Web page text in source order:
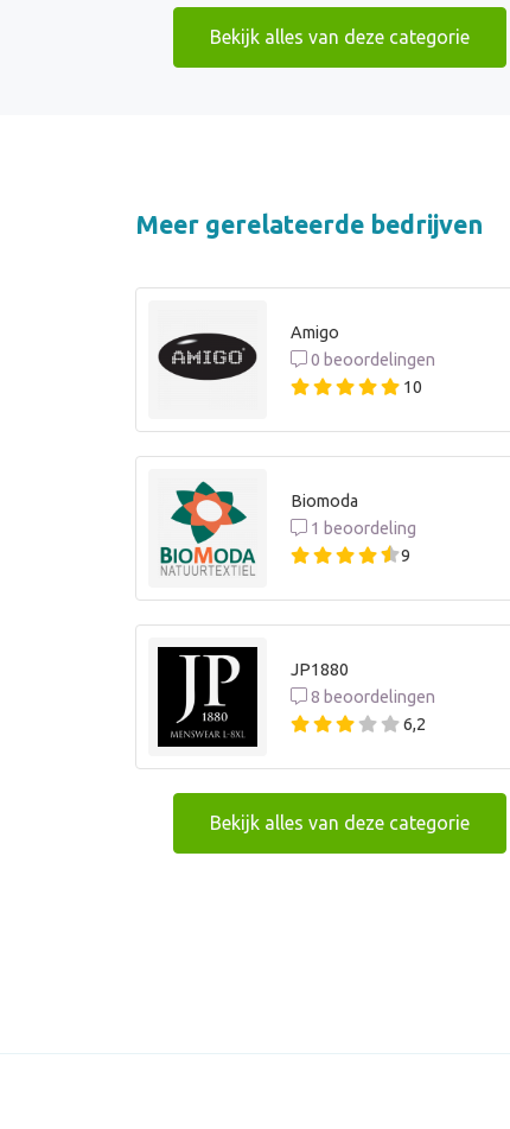
Bekijk alles van deze categorie
Meer gerelateerde bedrijven
Amigo
0 beoordelingen
10
Biomoda
1 beoordeling
9
JP1880
8 beoordelingen
6,2
Bekijk alles van deze categorie